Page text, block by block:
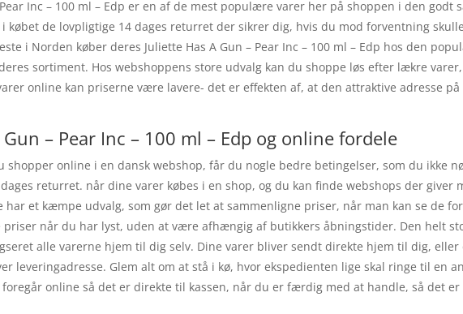
Pear Inc – 100 ml – Edp er en af de mest populære varer her på shoppen i den
købet de lovpligtige 14 dages returret der sikrer dig, hvis du mod forventning
i Norden køber deres Juliette Has A Gun – Pear Inc – 100 ml – Edp hos den
sortiment. Hos webshoppens store udvalg kan du shoppe løs efter lækre
online kan priserne være lavere- det er effekten af, at den attraktive adresse
Gun – Pear Inc – 100 ml – Edp og online fordele
shopper online i en dansk webshop, får du nogle bedre betingelser, som du ikke
returret. når dine varer købes i en shop, og du kan finde webshops der giver
har et kæmpe udvalg, som gør det let at sammenligne priser, når man kan se de
priser når du har lyst, uden at være afhængig af butikkers åbningstider. Den helt
alle varerne hjem til dig selv. Dine varer bliver sendt direkte hjem til dig,
leveringadresse. Glem alt om at stå i kø, hvor ekspedienten lige skal ringe til en
online så det er direkte til kassen, når du er færdig med at handle, så det